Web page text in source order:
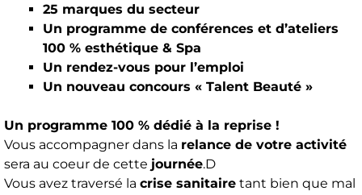
25 marques du secteur
Un programme de conférences et d’ateliers
100 % esthétique & Spa
Un rendez-vous pour l’emploi
Un nouveau concours « Talent Beauté »
Un programme 100 % dédié à la reprise !
Vous accompagner dans la relance de votre activité
sera au coeur de cette journée.D
Vous avez traversé la crise sanitaire tant bien que mal